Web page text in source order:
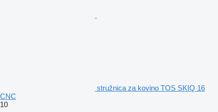
stružnica za kovino TOS SKIQ 16
CNC
10